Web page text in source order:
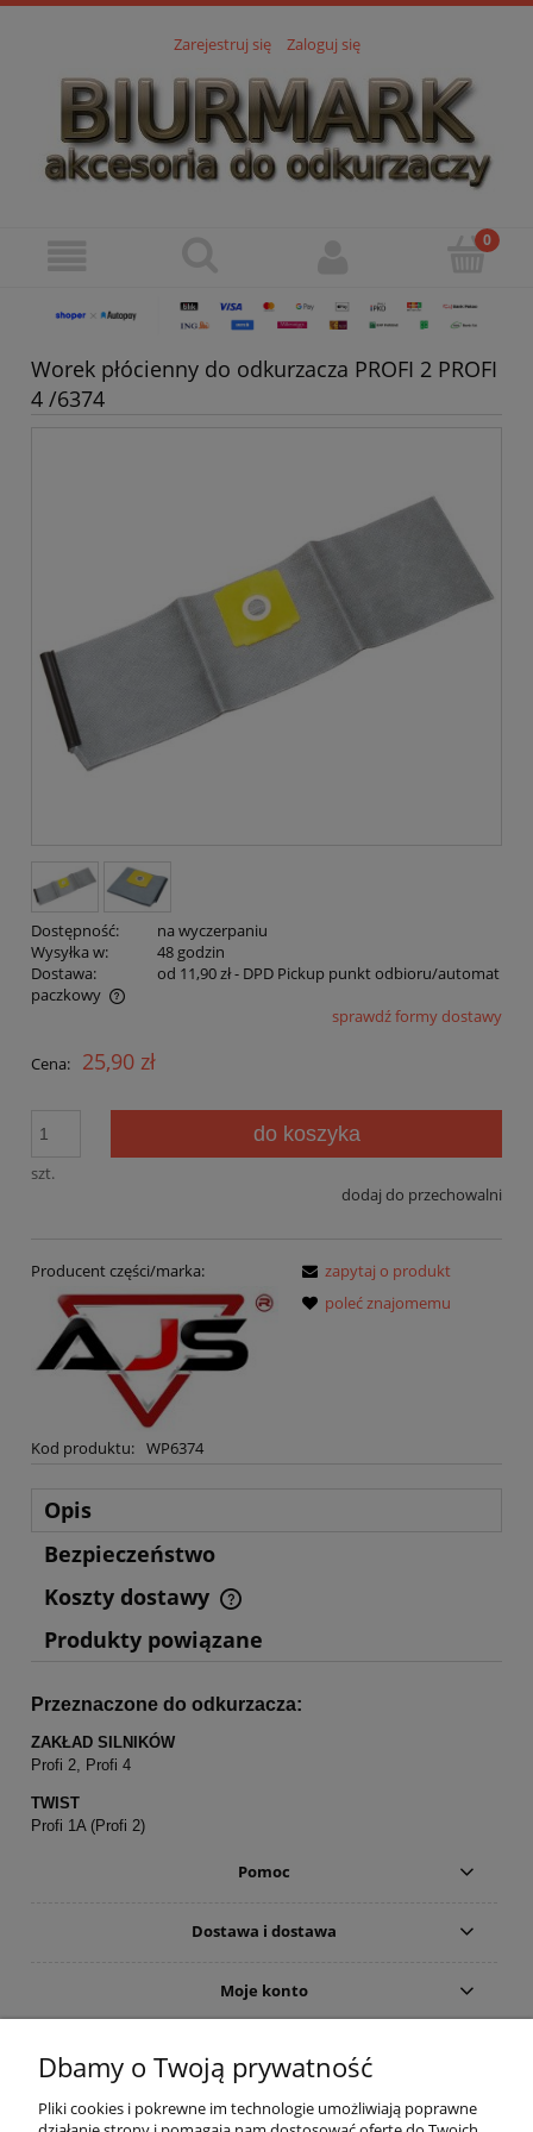
Zarejestruj się Zaloguj się
Worek płócienny do odkurzacza PROFI 2 PROFI
4 /6374
Dostępność:
na wyczerpaniu
Wysyłka w:
48 godzin
Dostawa:
od 11,90 zł- DPD Pickup punkt odbioru/automat
paczkowy
Cena nie zawiera ewentualnych kosztów płatnościsprawdź formy dostawy
Cena: 25,90 zł
szt.
do koszyka
dodaj do przechowalni
Producent części/marka:
Kod produktu: WP6374
zapytaj o produkt
poleć znajomemu
Opis
Bezpieczeństwo
Koszty dostawy
Cena nie zawiera ewentualnych kosztów płatności
Produkty powiązane
Przeznaczone do odkurzacza:
ZAKŁAD SILNIKÓW
Profi 2, Profi 4
TWIST
Profi 1A (Profi 2)
Pomoc
Dostawa i dostawa
Moje konto
O firmie
Dbamy o Twoją prywatność
Pliki cookies i pokrewne im technologie umożliwiają poprawne